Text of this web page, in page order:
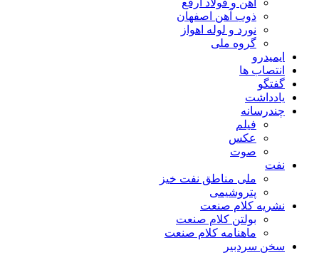
ذوب آهن اصفهان
نورد و لوله اهواز
گروه ملی
ایمیدرو
انتصاب ها
گفتگو
یادداشت
چندرسانه
فیلم
عکس
صوت
نفت
ملی مناطق نفت خیز
پتروشیمی
نشریه کلام صنعت
بولتن کلام صنعت
ماهنامه کلام صنعت
سخن سردبیر